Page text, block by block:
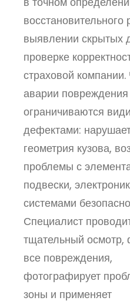
восстановительного
выявлении скрытых
проверке
страховой
аварии
ограничиваются
дефектами:
геометрия кузова,
проблемы с
подвески,
системами
Специалист
тщательный осмотр,
все повреждения,
фотографирует
зоны и применяет